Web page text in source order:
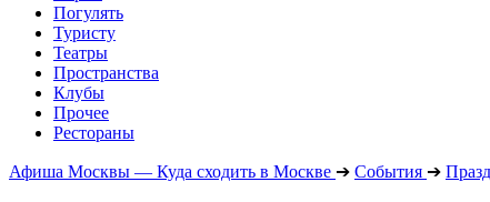
Погулять
Туристу
Театры
Пространства
Клубы
Прочее
Рестораны
Афиша Москвы — Куда сходить в Москве ➔ События ➔